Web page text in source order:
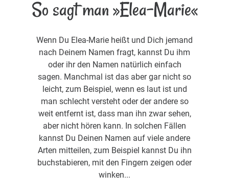
So sagt man »Elea-Marie«
Wenn Du Elea-Marie heißt und Dich jemand
nach Deinem Namen fragt, kannst Du ihm
oder ihr den Namen natürlich einfach
sagen. Manchmal ist das aber gar nicht so
leicht, zum Beispiel, wenn es laut ist und
man schlecht versteht oder der andere so
weit entfernt ist, dass man ihn zwar sehen,
aber nicht hören kann. In solchen Fällen
kannst Du Deinen Namen auf viele andere
Arten mitteilen, zum Beispiel kannst Du ihn
buchstabieren, mit den Fingern zeigen oder
winken...